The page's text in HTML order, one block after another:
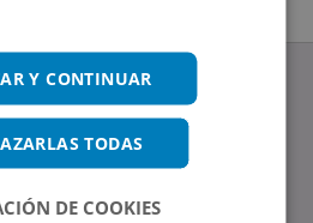
Skylight
14-16, 28050, Madrid
Y CONTINUAR
TODAS
DE COOKIES